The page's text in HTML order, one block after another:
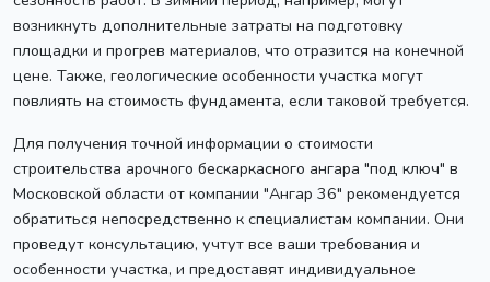
возникнуть дополнительные затраты на подготовку
площадки и прогрев материалов, что отразится на конечной
цене. Также, геологические особенности участка могут
повлиять на стоимость фундамента, если таковой требуется.
Для получения точной информации о стоимости
строительства арочного бескаркасного ангара "под ключ" в
Московской области от компании "Ангар 36" рекомендуется
обратиться непосредственно к специалистам компании. Они
проведут консультацию, учтут все ваши требования и
особенности участка, и предоставят индивидуальное